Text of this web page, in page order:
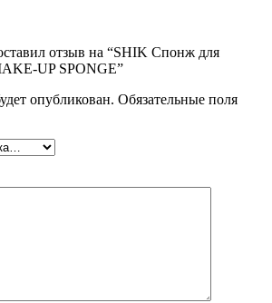
отзыв на “SHIK Спонж для
UP SPONGE”
опубликован. Обязательные поля